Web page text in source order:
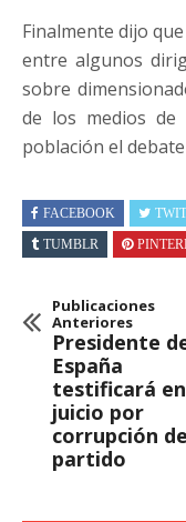
Finalmente dijo
entre algunos
sobre
de los medios de
población el
FACEBOOK
TUMBLR
Publicaciones
Anteriores
Presidente
España
testificará en
juicio por
corrupción
partido